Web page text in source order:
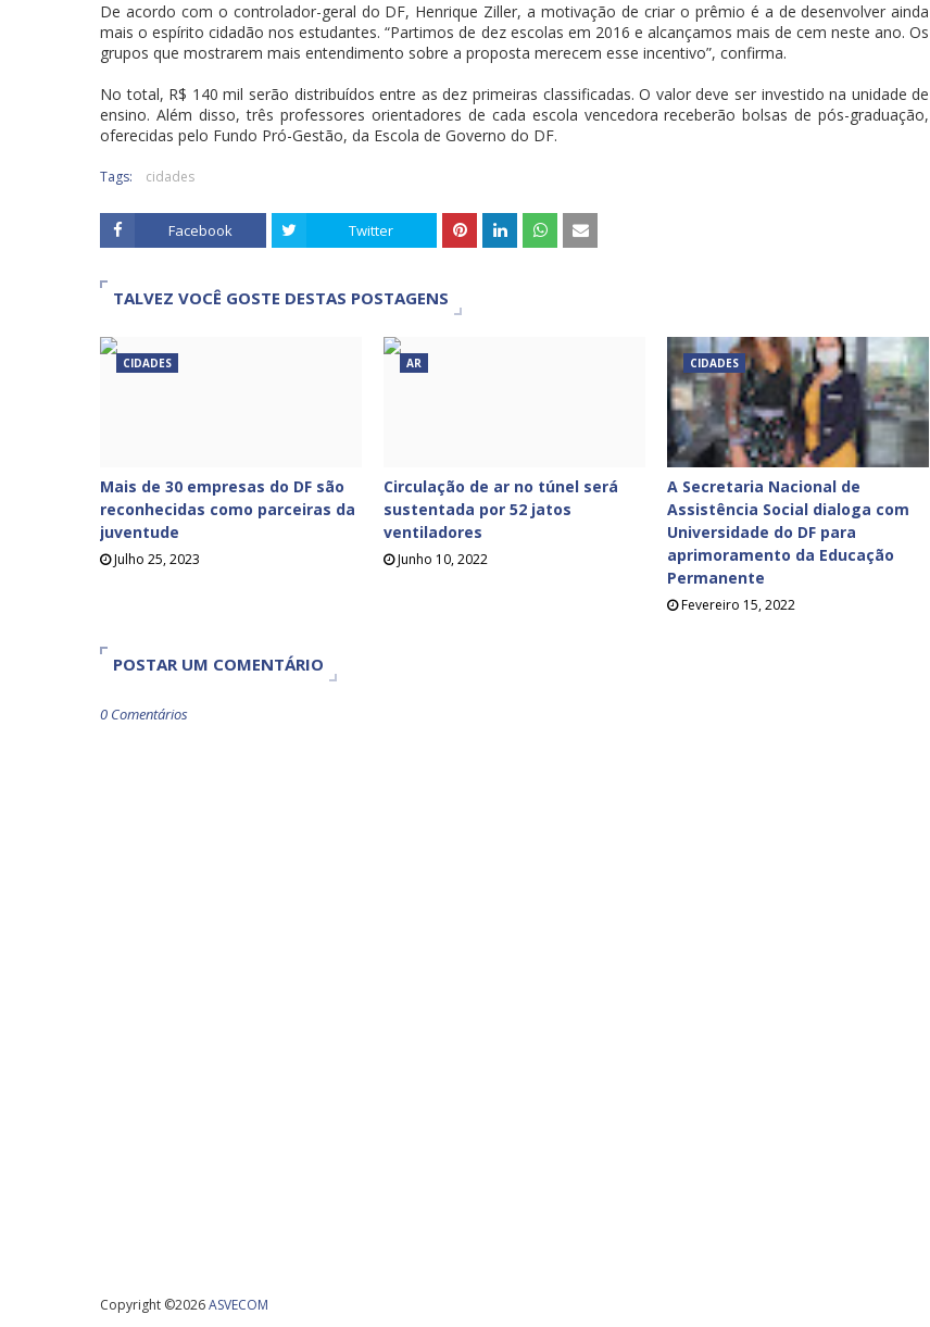
De acordo com o controlador-geral do DF, Henrique Ziller, a motivação de criar o prêmio é a de desenvolver ainda
mais o espírito cidadão nos estudantes. “Partimos de dez escolas em 2016 e alcançamos mais de cem neste ano. Os
grupos que mostrarem mais entendimento sobre a proposta merecem esse incentivo”, confirma.
No total, R$ 140 mil serão distribuídos entre as dez primeiras classificadas. O valor deve ser investido na unidade de
ensino. Além disso, três professores orientadores de cada escola vencedora receberão bolsas de pós-graduação,
oferecidas pelo Fundo Pró-Gestão, da Escola de Governo do DF.
Tags: cidades
Facebook Twitter
TALVEZ VOCÊ GOSTE DESTAS POSTAGENS
CIDADES
Mais de 30 empresas do DF são
reconhecidas como parceiras da
juventude
Julho 25, 2023
AR
Circulação de ar no túnel será
sustentada por 52 jatos
ventiladores
Junho 10, 2022
CIDADES
A Secretaria Nacional de
Assistência Social dialoga com
Universidade do DF para
aprimoramento da Educação
Permanente
Fevereiro 15, 2022
POSTAR UM COMENTÁRIO
0 Comentários
Copyright ©2026ASVECOM